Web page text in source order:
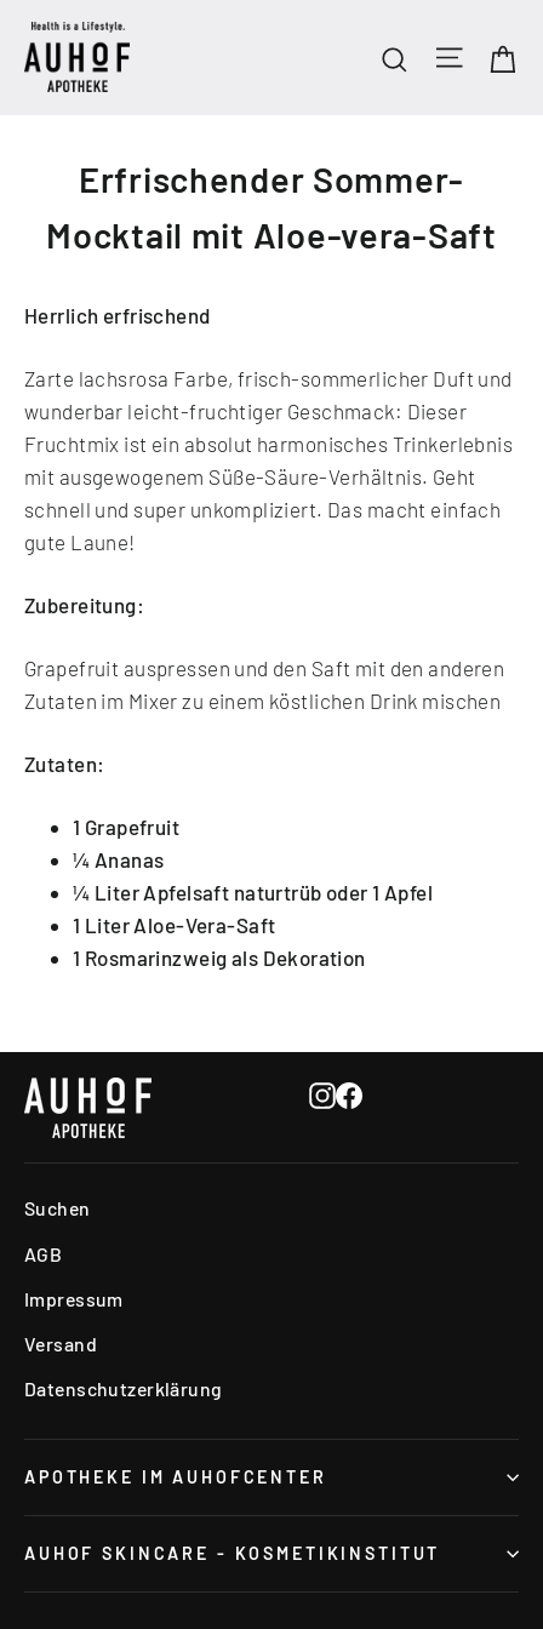
zum
Inhalt
Suche
Erfrischender Sommer-
Mocktail mit Aloe-vera-Saft
Herrlich erfrischend
Zarte lachsrosa Farbe, frisch-sommerlicher Duft und
wunderbar leicht-fruchtiger Geschmack: Dieser
Fruchtmix ist ein absolut harmonisches Trinkerlebnis
mit ausgewogenem Süße-Säure-Verhältnis. Geht
schnell und super unkompliziert. Das macht einfach
gute Laune!
Zubereitung:
Grapefruit auspressen und den Saft mit den anderen
Zutaten im Mixer zu einem köstlichen Drink mischen
Zutaten:
1 Grapefruit
¼ Ananas
¼ Liter Apfelsaft naturtrüb oder 1 Apfel
1 Liter Aloe-Vera-Saft
1 Rosmarinzweig als Dekoration
Instagram
Facebook
Suchen
AGB
Impressum
Versand
Datenschutzerklärung
APOTHEKE IM AUHOFCENTER
AUHOF SKINCARE - KOSMETIKINSTITUT